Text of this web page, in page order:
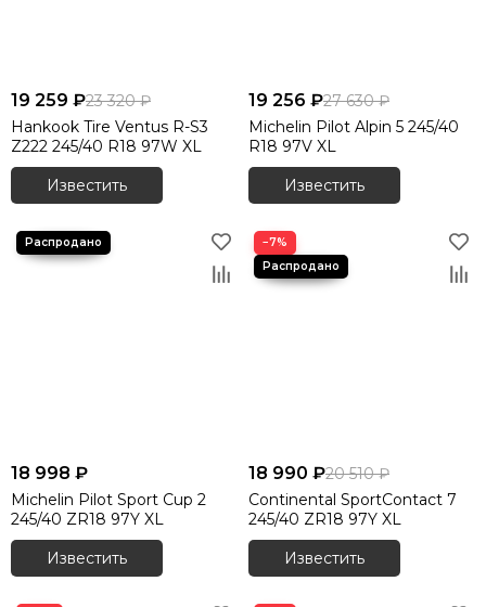
19 259 ₽23 320 ₽
Hankook Tire Ventus R-S3
Z222 245/40 R18 97W XL
Известить
19 256 ₽27 630 ₽
Michelin Pilot Alpin 5 245/40
R18 97V XL
Известить
18 998 ₽
Michelin Pilot Sport Cup 2
245/40 ZR18 97Y XL
Известить
−7%
18 990 ₽20 510 ₽
Continental SportContact 7
245/40 ZR18 97Y XL
Известить